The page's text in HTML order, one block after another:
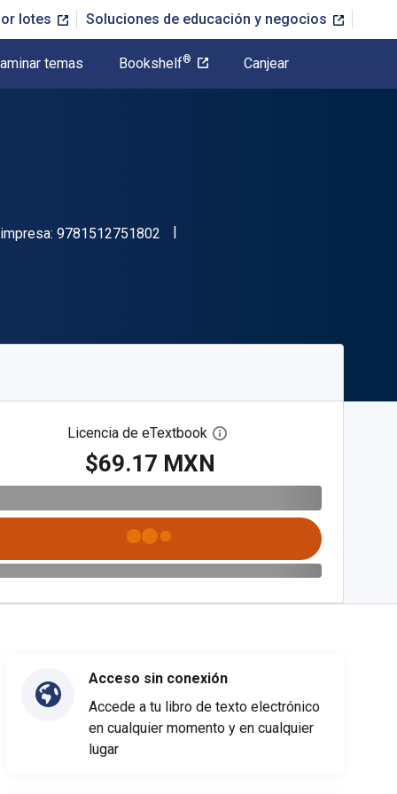
lotes Soluciones de educación y negocios
temas Bookshelf® Canjear
9781512751802 "ISBN-13 9781512751802"
Licencia de eTextbook Abre el cuadro de diálogo
$69.17 MXN
Acceso sin conexión
Accede a tu libro de texto electrónico
en cualquier momento y en cualquier
lugar